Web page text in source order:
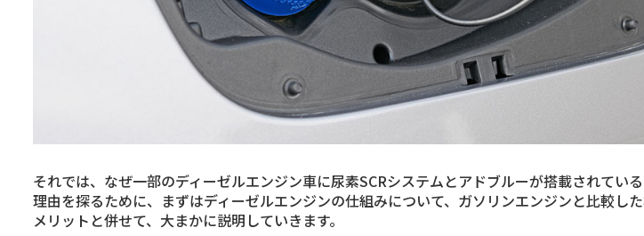
それでは、なぜ一部のディーゼルエンジン車に尿素SCRシステムとアドブルーが搭載されてい
理由を探るために、まずはディーゼルエンジンの仕組みについて、ガソリンエンジンと比較し
メリットと併せて、大まかに説明していきます。